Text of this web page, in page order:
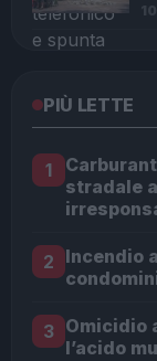
PIÙ LETTE
1
stradale
2 Incendio
3 Omicidio
l’acido